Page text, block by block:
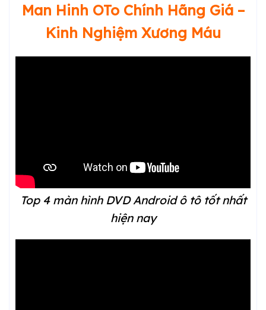
Man Hinh OTo Chính Hãng Giá –
Kinh Nghiệm Xương Máu
Top 4 màn hình DVD Android ô tô tốt nhất
hiện nay